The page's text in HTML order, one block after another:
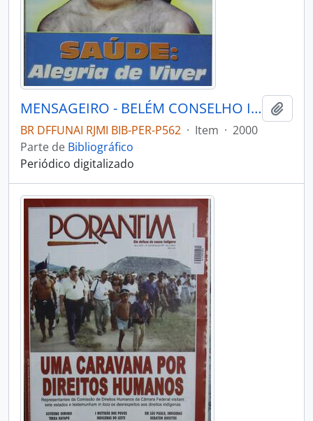
MENSAGEIRO - BELÉM CONSELHO INDIGENISTA MISSIONÁRIO - 2000 - Nº125
BR DFFUNAI RJMI BIB-PER-P562 · Item · 2000
Parte de Bibliográfico
Periódico digitalizado